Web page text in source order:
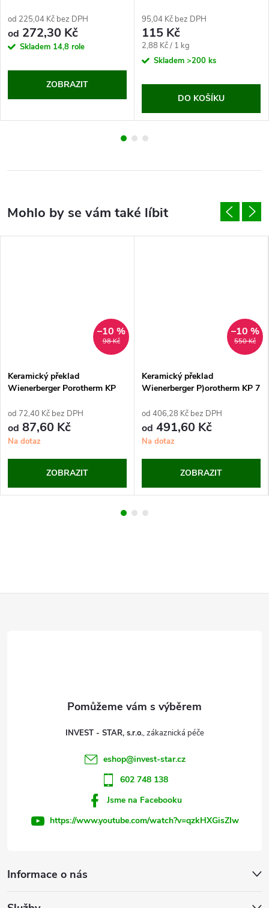
od 225,04 Kč bez DPH
od 272,30 Kč
Skladem 14,8 role
ZOBRAZIT
95,04 Kč bez DPH
115 Kč
Měrná
cena:
2,88 Kč / 1 kg
Skladem >200 ks
DO KOŠÍKU
98 Kč
–10 %
Keramický překlad
Wienerberger Porotherm KP
od 72,40 Kč bez DPH
od 87,60 Kč
Na dotaz
ZOBRAZIT
550 Kč
–10 %
Keramický překlad
Wienerberger P)orotherm KP 7
od 406,28 Kč bez DPH
od 491,60 Kč
Na dotaz
ZOBRAZIT
Informace o nás
INVEST - STAR, s.r.o.
eshop@invest-star.cz
602 748 138
Jsme na Facebooku
https://www.youtube.com/watch?v=qzkHXGisZIw